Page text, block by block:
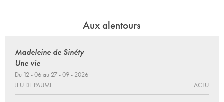
Aux alentours
Madeleine de Sinéty
Une vie
Du 12 - 06 au 27 - 09 - 2026
JEU DE PAUME
ACTU